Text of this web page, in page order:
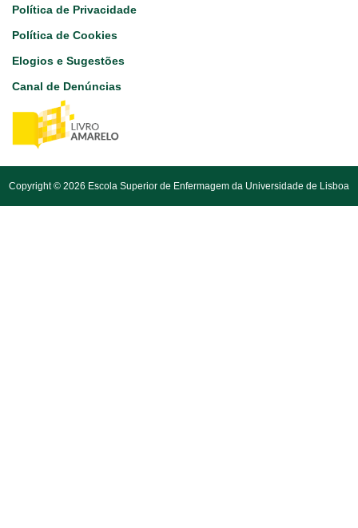
Footer
Política de Privacidade
Política de Cookies
Elogios e Sugestões
Canal de Denúncias
Copyright © 2026 Escola Superior de Enfermagem da Universidade de Lisboa